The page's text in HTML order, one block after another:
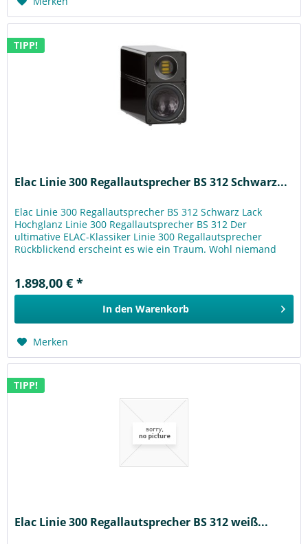
TIPP!
Elac Linie 300 Regallautsprecher BS 312 Schwarz...
Elac Linie 300 Regallautsprecher BS 312 Schwarz Lack
Hochglanz Linie 300 Regallautsprecher BS 312 Der
ultimative ELAC-Klassiker Linie 300 Regallautsprecher
Rückblickend erscheint es wie ein Traum. Wohl niemand
1.898,00 € *
In den Warenkorb
Merken
TIPP!
Elac Linie 300 Regallautsprecher BS 312 weiß...